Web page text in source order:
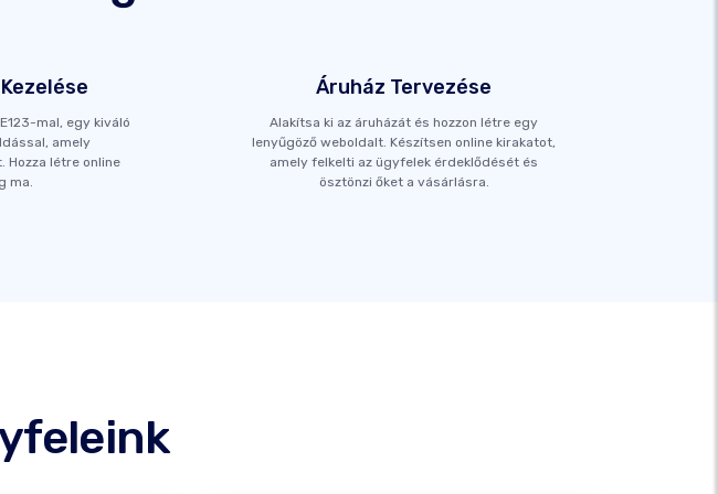
mal, egy kiváló
amely
Hozza létre online
ma.
Áruház Tervezése
Alakítsa ki az áruházát és hozzon létre egy
lenyűgöző weboldalt. Készítsen online kirakatot,
amely felkelti az ügyfelek érdeklődését és
ösztönzi őket a vásárlásra.